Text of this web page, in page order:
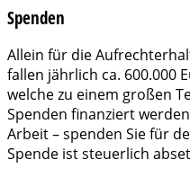
Spenden
Allein für die
fallen jährlich ca. 600.000
welche zu einem großen
Spenden finanziert
Arbeit – spenden Sie für
Spende ist steuerlich